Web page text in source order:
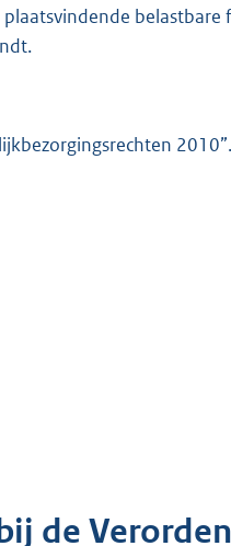
belastbare
2010”.
de